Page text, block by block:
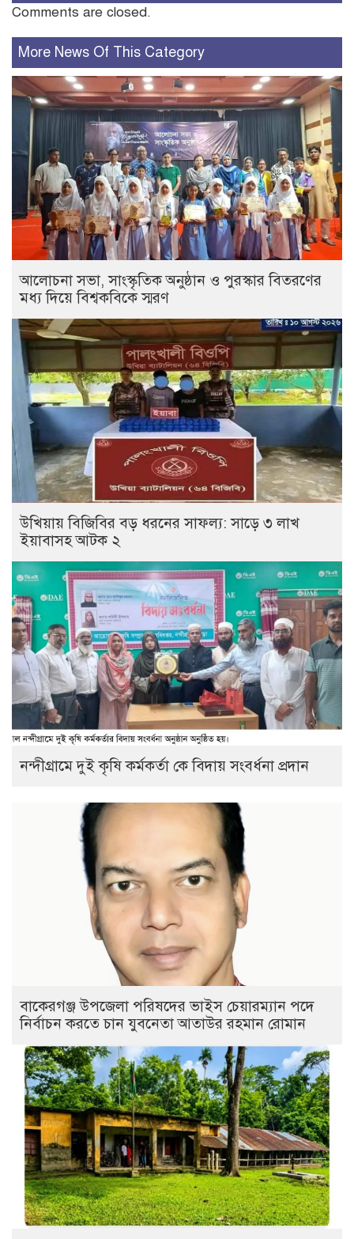
Comments are closed.
More News Of This Category
আলোচনা সভা, সাংস্কৃতিক অনুষ্ঠান ও পুরস্কার বিতরণের
মধ্য দিয়ে বিশ্বকবিকে স্মরণ
উখিয়ায় বিজিবির বড় ধরনের সাফল্য: সাড়ে ৩ লাখ
ইয়াবাসহ আটক ২
নন্দীগ্রামে দুই কৃষি কর্মকর্তা কে বিদায় সংবর্ধনা প্রদান
বাকেরগঞ্জ উপজেলা পরিষদের ভাইস চেয়ারম্যান পদে
নির্বাচন করতে চান যুবনেতা আতাউর রহমান রোমান